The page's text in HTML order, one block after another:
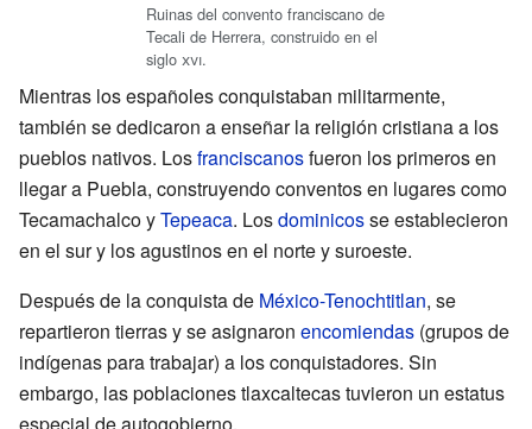
Ruinas del convento franciscano de
Tecali de Herrera, construido en el
siglo xvi.
Mientras los españoles conquistaban militarmente,
también se dedicaron a enseñar la religión cristiana a los
pueblos nativos. Losfranciscanosfueron los primeros en
llegar a Puebla, construyendo conventos en lugares como
Tecamachalco yTepeaca. Losdominicosse establecieron
en el sur y los agustinos en el norte y suroeste.
Después de la conquista de México-Tenochtitlan, se
repartieron tierras y se asignaron encomiendas (grupos de
indígenas para trabajar) a los conquistadores. Sin
embargo, las poblaciones tlaxcaltecas tuvieron un estatus